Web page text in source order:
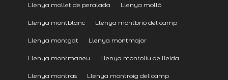
Llenya mollet de peralada Llenya molló
Llenya montblanc Llenya montbrió del camp
Llenya montgat Llenya montmajor
Llenya montmaneu Llenya montoliu de lleida
Llenya montras Llenya montroig del camp